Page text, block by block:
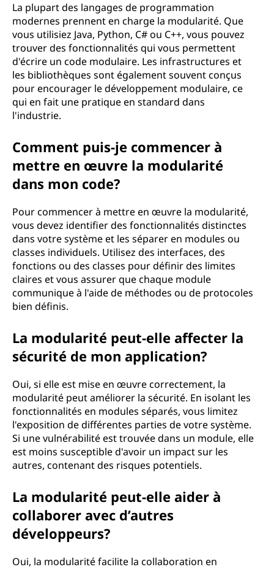
La plupart des langages de programmation
modernes prennent en charge la modularité. Que
vous utilisiez Java, Python, C# ou C++, vous pouvez
trouver des fonctionnalités qui vous permettent
d'écrire un code modulaire. Les infrastructures et
les bibliothèques sont également souvent conçus
pour encourager le développement modulaire, ce
qui en fait une pratique en standard dans
l'industrie.
Comment puis-je commencer à
mettre en œuvre la modularité
dans mon code?
Pour commencer à mettre en œuvre la modularité,
vous devez identifier des fonctionnalités distinctes
dans votre système et les séparer en modules ou
classes individuels. Utilisez des interfaces, des
fonctions ou des classes pour définir des limites
claires et vous assurer que chaque module
communique à l'aide de méthodes ou de protocoles
bien définis.
La modularité peut-elle affecter la
sécurité de mon application?
Oui, si elle est mise en œuvre correctement, la
modularité peut améliorer la sécurité. En isolant les
fonctionnalités en modules séparés, vous limitez
l'exposition de différentes parties de votre système.
Si une vulnérabilité est trouvée dans un module, elle
est moins susceptible d'avoir un impact sur les
autres, contenant des risques potentiels.
La modularité peut-elle aider à
collaborer avec d’autres
développeurs?
Oui, la modularité facilite la collaboration en